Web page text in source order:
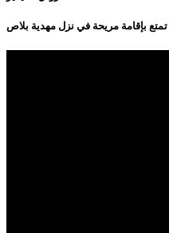
تمتع بإقامة مريحة في نزل مهدية بلاص